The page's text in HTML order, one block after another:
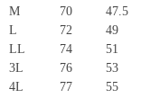
M 70 47.5
L
72 49
LL
74 51
3L
76 53
4L
77 55